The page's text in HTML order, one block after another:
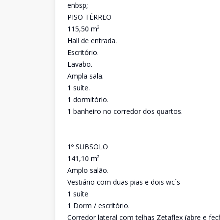
enbsp;
PISO TÉRREO
115,50 m²
Hall de entrada.
Escritório.
Lavabo.
Ampla sala.
1 suíte.
1 dormitório.
1 banheiro no corredor dos quartos.
1º SUBSOLO
141,10 m²
Amplo salão.
Vestiário com duas pias e dois wc´s
1 suíte
1 Dorm / escritório.
Corredor lateral com telhas Zetaflex (abre e